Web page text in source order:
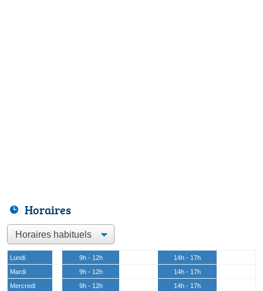
Horaires
Lundi 9h - 12h
14h - 17h
Mardi
9h - 12h
14h - 17h
Mercredi
9h - 12h
14h - 17h